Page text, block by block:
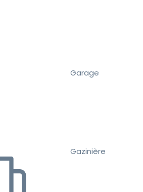
Garage
Gazinière